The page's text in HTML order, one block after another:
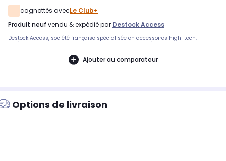
cagnottés avecLe Club+
produit neuf vendu & expédié par Destock Access
Destock Access, société française spécialisée en accessoires high-tech.
Expédition rapide avec suivi et service client de qualité.
Ajouter au comparateur
Options de livraison